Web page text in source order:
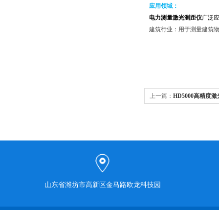
应用领域：
电力测量激光测距仪广泛
建筑行业：用于测量建筑
上一篇： HD5000高精度激
山东省潍坊市高新区金马路欧龙科技园